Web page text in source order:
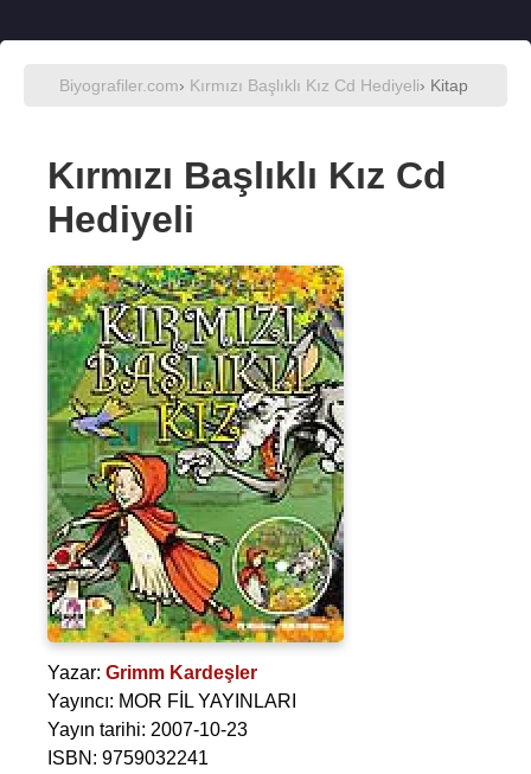
Biyografiler.com› Kırmızı Başlıklı Kız Cd Hediyeli› Kitap
Kırmızı Başlıklı Kız Cd
Hediyeli
Yazar: Grimm Kardeşler
Yayıncı: MOR FİL YAYINLARI
Yayın tarihi: 2007-10-23
ISBN: 9759032241